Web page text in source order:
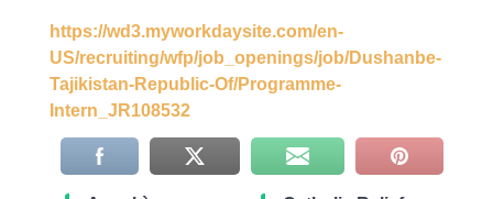
https://wd3.myworkdaysite.com/en-
US/recruiting/wfp/job_openings/job/Dushanbe-
Tajikistan-Republic-Of/Programme-
Intern_JR108532